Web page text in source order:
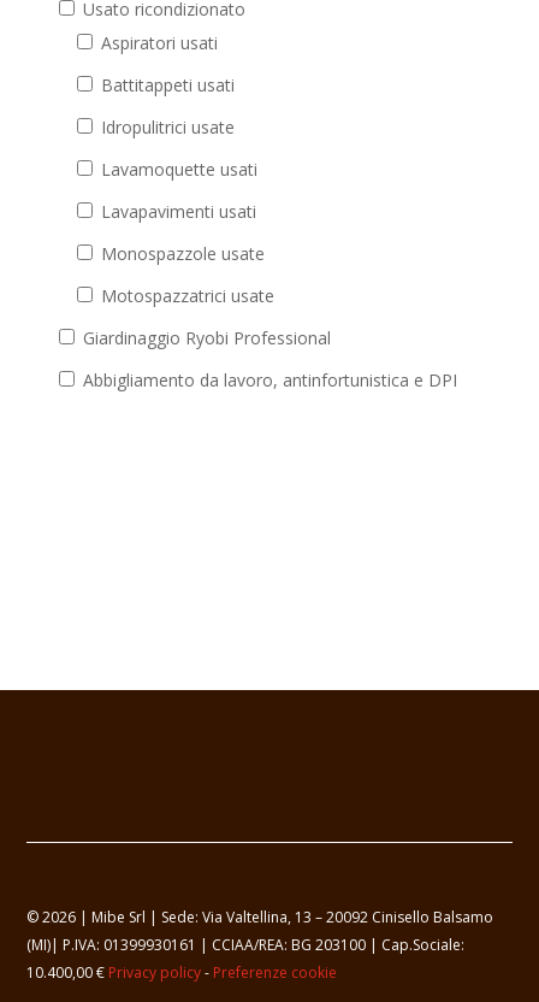
Usato ricondizionato
Aspiratori usati
Battitappeti usati
Idropulitrici usate
Lavamoquette usati
Lavapavimenti usati
Monospazzole usate
Motospazzatrici usate
Giardinaggio Ryobi Professional
Abbigliamento da lavoro, antinfortunistica e DPI
© 2026 | Mibe Srl | Sede: Via Valtellina, 13 – 20092 Cinisello Balsamo
(MI)| P.IVA: 01399930161 | CCIAA/REA: BG 203100 | Cap.Sociale:
10.400,00 € Privacy policy- Preferenze cookie